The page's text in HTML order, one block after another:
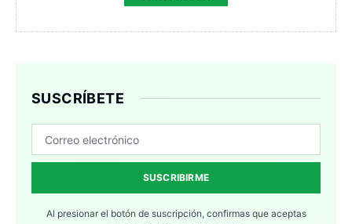
SUSCRÍBETE
SUSCRIBIRME
Al presionar el botón de suscripción, confirmas que aceptas